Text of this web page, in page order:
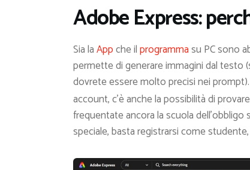
Adobe Express:
Sia laAppche ilprogrammasu PC sono
permette di generare immagini dal testo
dovrete essere molto precisi nei
account, c’è anche la possibilità di
frequentate ancora la scuola
speciale, basta registrarsi come